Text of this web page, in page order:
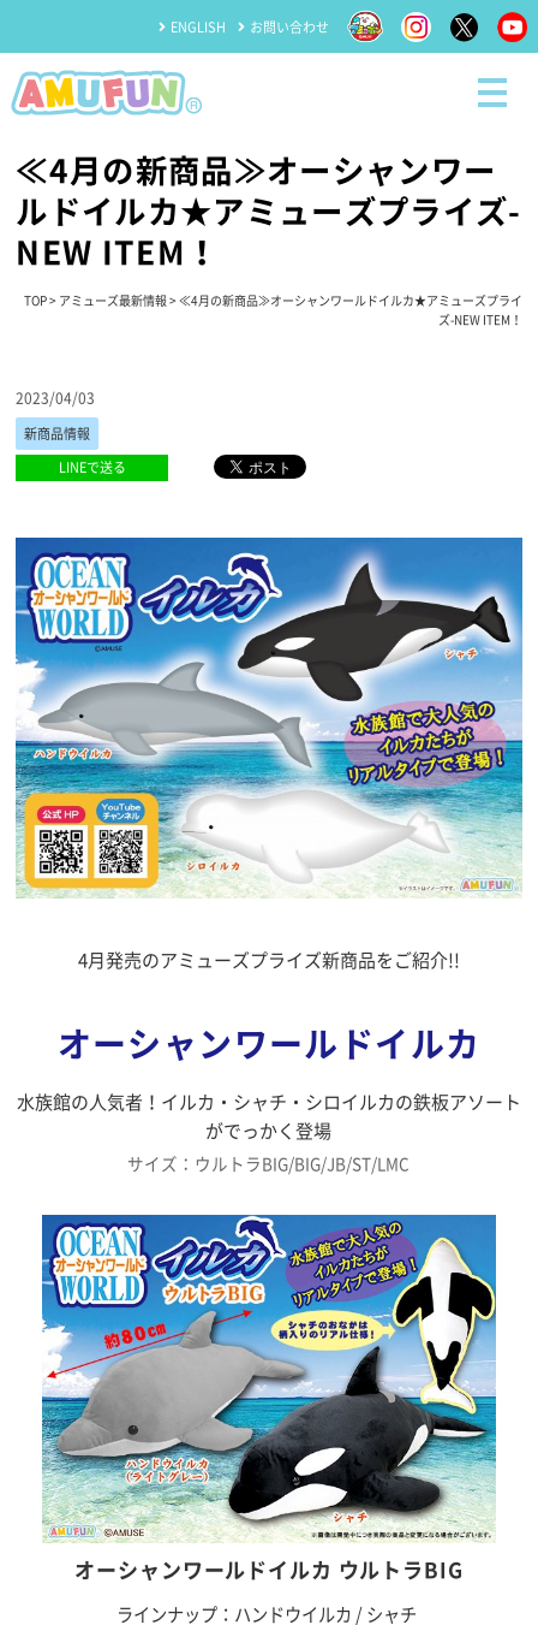
ENGLISH お問い合わせ
≪4月の新商品≫オーシャンワー
ルドイルカ★アミューズプライズ-
NEW ITEM！
TOP> アミューズ最新情報> ≪4月の新商品≫オーシャンワールドイルカ★アミューズプライ
ズ-NEW ITEM！
2023/04/03
新商品情報
LINEで送る
4月発売のアミューズプライズ新商品をご紹介!!
オーシャンワールドイルカ
水族館の人気者！イルカ・シャチ・シロイルカの鉄板アソート
がでっかく登場
サイズ：ウルトラBIG/BIG/JB/ST/LMC
オーシャンワールドイルカ ウルトラBIG
ラインナップ：ハンドウイルカ / シャチ